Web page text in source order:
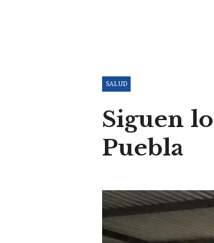
SALUD
Siguen
Puebla